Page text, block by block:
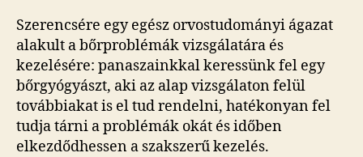
Szerencsére egy egész orvostudományi ágazat
alakult a bőrproblémák vizsgálatára és
kezelésére: panaszainkkal keressünk fel egy
bőrgyógyászt, aki az alap vizsgálaton felül
továbbiakat is el tud rendelni, hatékonyan fel
tudja tárni a problémák okát és időben
elkezdődhessen a szakszerű kezelés.